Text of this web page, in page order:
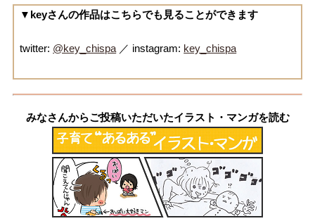
▼keyさんの作品はこちらでも見ることができます
twitter: @key_chispa ／ instagram: key_chispa
みなさんからご投稿いただいたイラスト・マンガを読む